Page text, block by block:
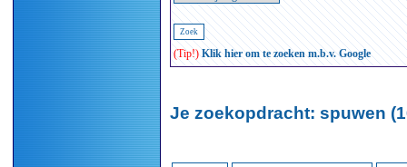
(Tip!) Klik hier om te zoeken m.b.v. Google
Je zoekopdracht: spuwen